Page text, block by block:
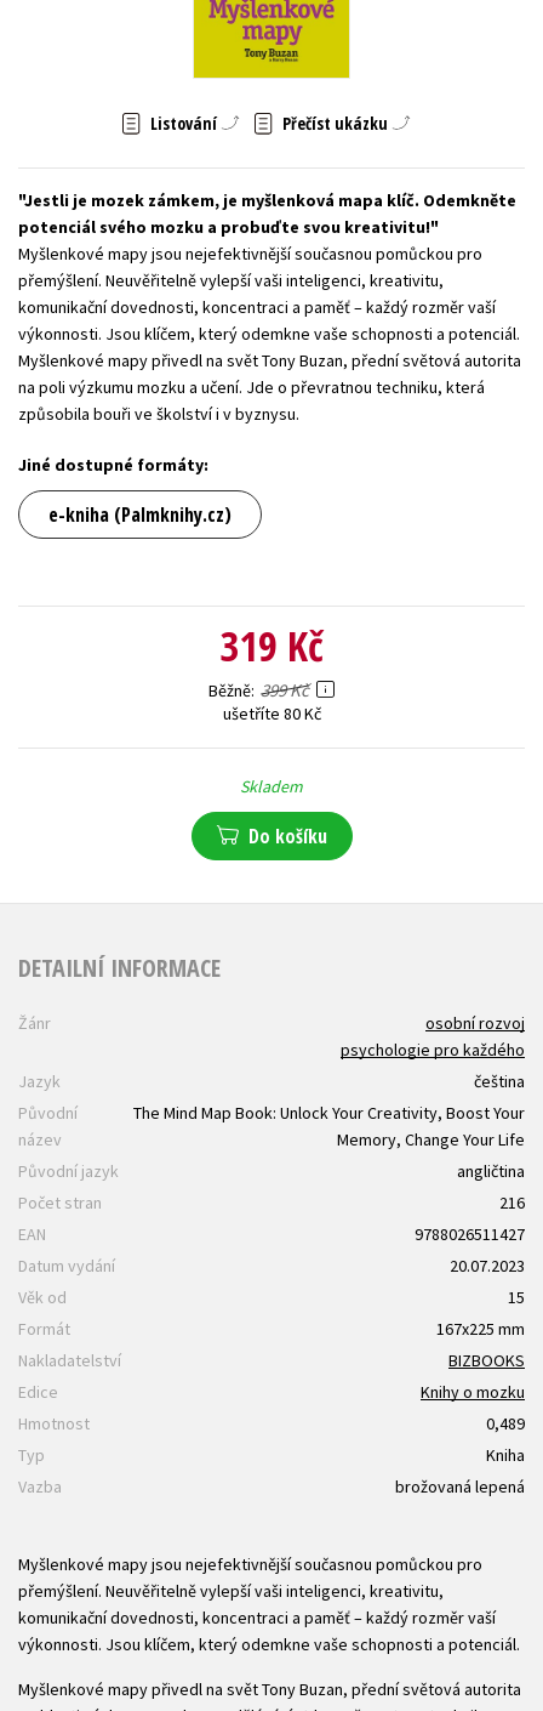
Zahraniční literatura
Listování Přečíst ukázku
Jestli je mozek zámkem, je myšlenková mapa klíč. Odemkněte
potenciál svého mozku a probuďte svou kreativitu!
Myšlenkové mapy jsou nejefektivnější současnou pomůckou pro
přemýšlení. Neuvěřitelně vylepší vaši inteligenci, kreativitu,
komunikační dovednosti, koncentraci a paměť – každý rozměr vaší
výkonnosti. Jsou klíčem, který odemkne vaše schopnosti a potenciál.
Myšlenkové mapy přivedl na svět Tony Buzan, přední světová autorita
na poli výzkumu mozku a učení. Jde o převratnou techniku, která
způsobila bouři ve školství i v byznysu.
Jiné dostupné formáty:
e-kniha (Palmknihy.cz)
319 Kč
Běžně 399 Kč
ušetříte 80 Kč
Skladem
Do košíku
DETAILNÍ INFORMACE
Žánr
osobní rozvoj
psychologie pro každého
Jazyk
čeština
Původní
název
The Mind Map Book: Unlock Your Creativity, Boost Your
Memory, Change Your Life
Původní jazyk
angličtina
Počet stran
216
EAN
9788026511427
Datum vydání
20.07.2023
Věk od
15
Formát
167x225 mm
Nakladatelství
BIZBOOKS
Edice
Knihy o mozku
Hmotnost
0,489
Typ
Kniha
Vazba
brožovaná lepená
Myšlenkové mapy jsou nejefektivnější současnou pomůckou pro
přemýšlení. Neuvěřitelně vylepší vaši inteligenci, kreativitu,
komunikační dovednosti, koncentraci a paměť – každý rozměr vaší
výkonnosti. Jsou klíčem, který odemkne vaše schopnosti a potenciál.
Myšlenkové mapy přivedl na svět Tony Buzan, přední světová autorita